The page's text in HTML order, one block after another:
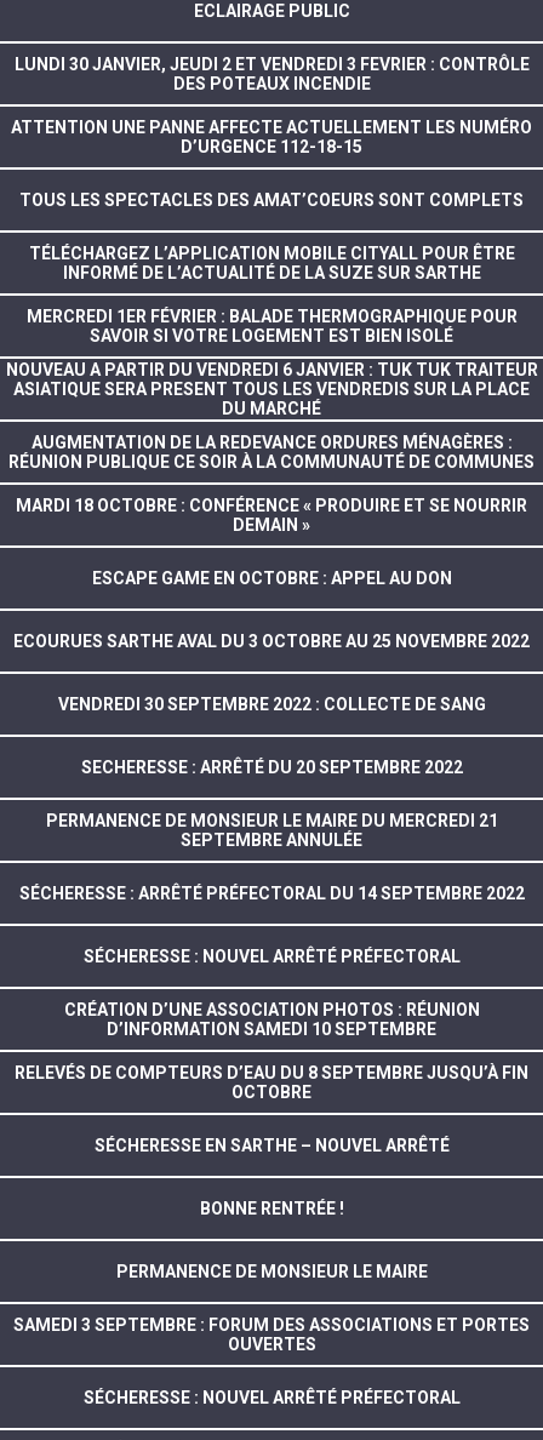
ECLAIRAGE PUBLIC
LUNDI 30 JANVIER, JEUDI 2 ET VENDREDI 3 FEVRIER : CONTRÔLE
DES POTEAUX INCENDIE
ATTENTION UNE PANNE AFFECTE ACTUELLEMENT LES NUMÉRO
D’URGENCE 112-18-15
TOUS LES SPECTACLES DES AMAT’COEURS SONT COMPLETS
TÉLÉCHARGEZ L’APPLICATION MOBILE CITYALL POUR ÊTRE
INFORMÉ DE L’ACTUALITÉ DE LA SUZE SUR SARTHE
MERCREDI 1ER FÉVRIER : BALADE THERMOGRAPHIQUE POUR
SAVOIR SI VOTRE LOGEMENT EST BIEN ISOLÉ
NOUVEAU A PARTIR DU VENDREDI 6 JANVIER : TUK TUK TRAITEUR
ASIATIQUE SERA PRESENT TOUS LES VENDREDIS SUR LA PLACE
DU MARCHÉ
AUGMENTATION DE LA REDEVANCE ORDURES MÉNAGÈRES :
RÉUNION PUBLIQUE CE SOIR À LA COMMUNAUTÉ DE COMMUNES
MARDI 18 OCTOBRE : CONFÉRENCE « PRODUIRE ET SE NOURRIR
DEMAIN »
ESCAPE GAME EN OCTOBRE : APPEL AU DON
ECOURUES SARTHE AVAL DU 3 OCTOBRE AU 25 NOVEMBRE 2022
VENDREDI 30 SEPTEMBRE 2022 : COLLECTE DE SANG
SECHERESSE : ARRÊTÉ DU 20 SEPTEMBRE 2022
PERMANENCE DE MONSIEUR LE MAIRE DU MERCREDI 21
SEPTEMBRE ANNULÉE
SÉCHERESSE : ARRÊTÉ PRÉFECTORAL DU 14 SEPTEMBRE 2022
SÉCHERESSE : NOUVEL ARRÊTÉ PRÉFECTORAL
CRÉATION D’UNE ASSOCIATION PHOTOS : RÉUNION
D’INFORMATION SAMEDI 10 SEPTEMBRE
RELEVÉS DE COMPTEURS D’EAU DU 8 SEPTEMBRE JUSQU’À FIN
OCTOBRE
SÉCHERESSE EN SARTHE – NOUVEL ARRÊTÉ
BONNE RENTRÉE !
PERMANENCE DE MONSIEUR LE MAIRE
SAMEDI 3 SEPTEMBRE : FORUM DES ASSOCIATIONS ET PORTES
OUVERTES
SÉCHERESSE : NOUVEL ARRÊTÉ PRÉFECTORAL